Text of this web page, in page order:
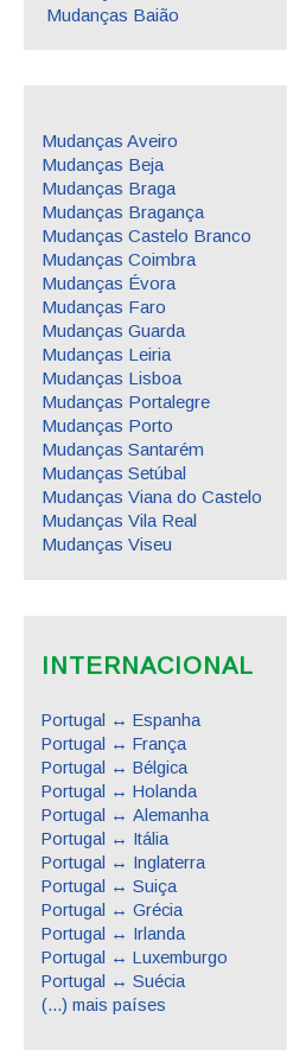
Mudanças Baião
Mudanças Aveiro
Mudanças Beja
Mudanças Braga
Mudanças Bragança
Mudanças Castelo Branco
Mudanças Coimbra
Mudanças Évora
Mudanças Faro
Mudanças Guarda
Mudanças Leiria
Mudanças Lisboa
Mudanças Portalegre
Mudanças Porto
Mudanças Santarém
Mudanças Setúbal
Mudanças Viana do Castelo
Mudanças Vila Real
Mudanças Viseu
INTERNACIONAL
Portugal ↔ Espanha
Portugal ↔ França
Portugal ↔ Bélgica
Portugal ↔ Holanda
Portugal ↔ Alemanha
Portugal ↔ Itália
Portugal ↔ Inglaterra
Portugal ↔ Suiça
Portugal ↔ Grécia
Portugal ↔ Irlanda
Portugal ↔ Luxemburgo
Portugal ↔ Suécia
(...) mais países